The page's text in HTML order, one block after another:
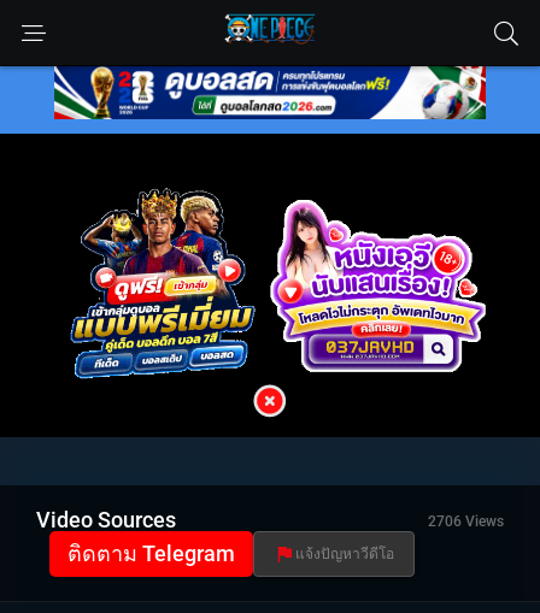
Video Sources 2706 Views
ติดตาม Telegram แจ้งปัญหาวีดีโอ